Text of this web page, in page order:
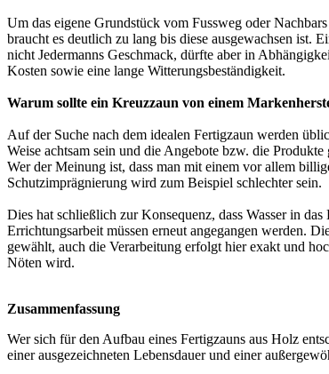
Um das eigene Grundstück vom Fussweg oder
braucht es deutlich zu lang bis diese ausgewachsen ist.
nicht Jedermanns Geschmack, dürfte aber in
Kosten sowie eine lange Witterungsbeständigkeit.
Warum sollte ein Kreuzzaun von einem
Auf der Suche nach dem idealen Fertigzaun werden
Weise achtsam sein und die Angebote bzw. die
Wer der Meinung ist, dass man mit einem vor allem
Schutzimprägnierung wird zum Beispiel schlechter sein.
Dies hat schließlich zur Konsequenz, dass Wasser in
Errichtungsarbeit müssen erneut angegangen werden.
gewählt, auch die Verarbeitung erfolgt hier exakt und
Nöten wird.
Zusammenfassung
Wer sich für den Aufbau eines Fertigzauns aus Holz
einer ausgezeichneten Lebensdauer und einer